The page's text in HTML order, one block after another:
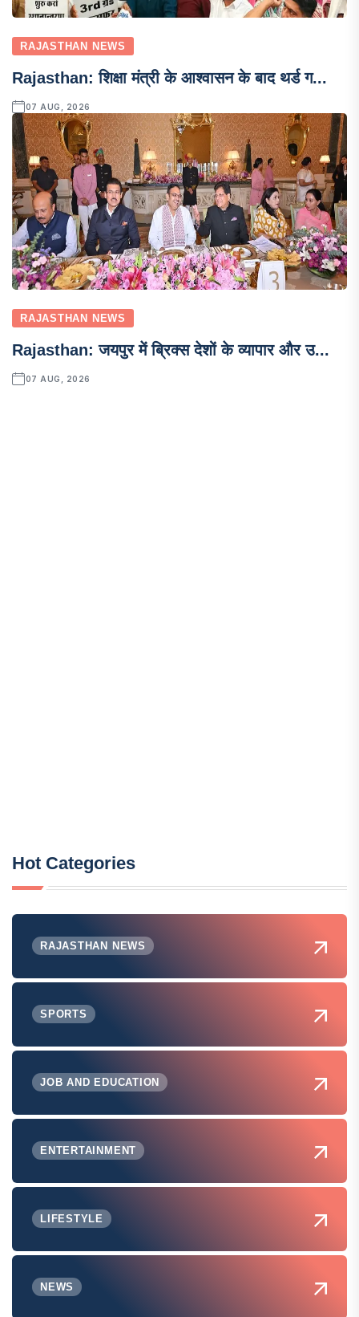
RAJASTHAN NEWS
Rajasthan: शिक्षा मंत्री के आश्वासन के बाद थर्ड ग...
07 AUG, 2026
RAJASTHAN NEWS
Rajasthan: जयपुर में ब्रिक्स देशों के व्यापार और उ...
07 AUG, 2026
Hot Categories
RAJASTHAN NEWS
SPORTS
JOB AND EDUCATION
ENTERTAINMENT
LIFESTYLE
NEWS